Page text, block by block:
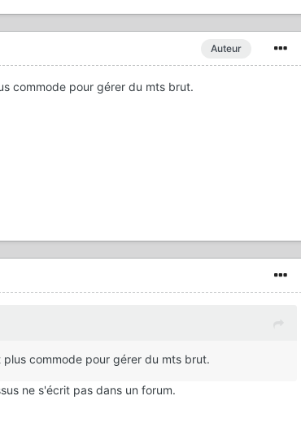
Auteur
commode pour gérer du mts brut.
commode pour gérer du mts brut.
ne s'écrit pas dans un forum.